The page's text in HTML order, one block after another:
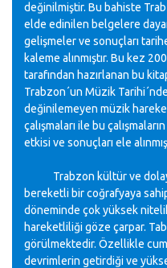
değinilmiştir. Bu bahiste
elde edinilen belgelere
gelişmeler ve sonuçları
kaleme alınmıştır. Bu kez
tarafından hazırlanan bu
Trabzon´un Müzik
değinilemeyen müzik
çalışmaları ile bu
etkisi ve sonuçları ele
Trabzon kültür ve
bereketli bir coğrafyaya
döneminde çok yüksek
hareketliliği göze çarpar.
görülmektedir. Özellikle
devrimlerin getirdiği ve